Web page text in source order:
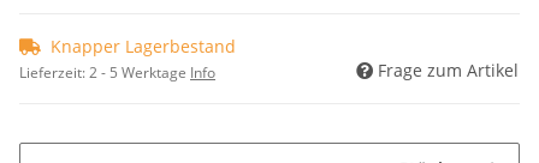
Knapper Lagerbestand
Lieferzeit:2 - 5 Werktage Info Frage zum Artikel